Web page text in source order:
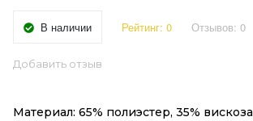
В наличии Рейтинг: 0 Отзывов: 0
Добавить отзыв
Материал: 65% полиэстер, 35% вискоза